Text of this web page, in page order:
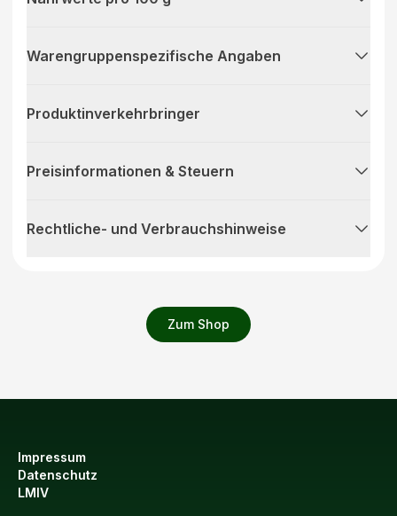
Zum Shop
Warengruppenspezifische Angaben
Produktinverkehrbringer
Preisinformationen & Steuern
Rechtliche- und Verbrauchshinweise
Impressum
Datenschutz
LMIV